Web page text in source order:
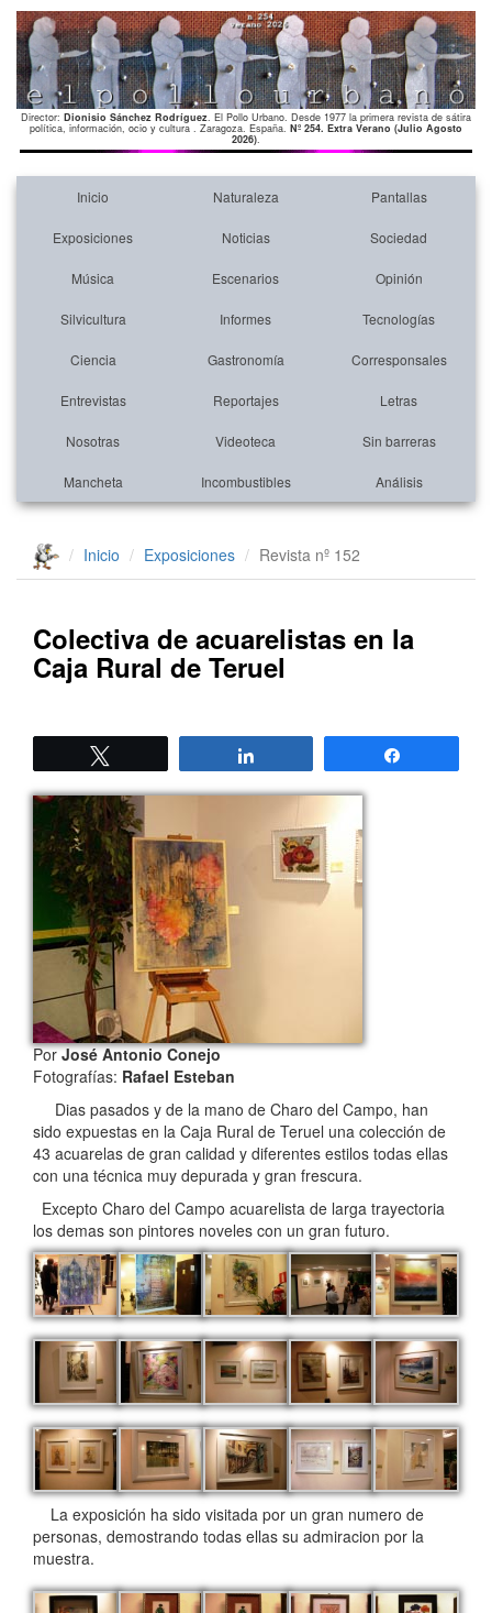
Director: Dionisio Sánchez Rodríguez. El Pollo Urbano. Desde 1977 la primera revista de sátira
política, información, ocio y cultura . Zaragoza. España. Nº 254. Extra Verano (Julio Agosto
2026).
Inicio Naturaleza Pantallas
Exposiciones Noticias Sociedad
Música Escenarios Opinión
Silvicultura Informes Tecnologías
Ciencia Gastronomía Corresponsales
Entrevistas Reportajes Letras
Nosotras Videoteca Sin barreras
Mancheta Incombustibles Análisis
Inicio Exposiciones Revista nº 152
Colectiva de acuarelistas en la
Caja Rural de Teruel
PorJosé Antonio Conejo
Fotografías: Rafael Esteban
Dias pasados y de la mano de Charo del Campo, han
sido expuestas en la Caja Rural de Teruel una colección de
43 acuarelas de gran calidad y diferentes estilos todas ellas
con una técnica muy depurada y gran frescura.
Excepto Charo del Campo acuarelista de larga trayectoria
los demas son pintores noveles con un gran futuro.
La exposición ha sido visitada por un gran numero de
personas, demostrando todas ellas su admiracion por la
muestra.